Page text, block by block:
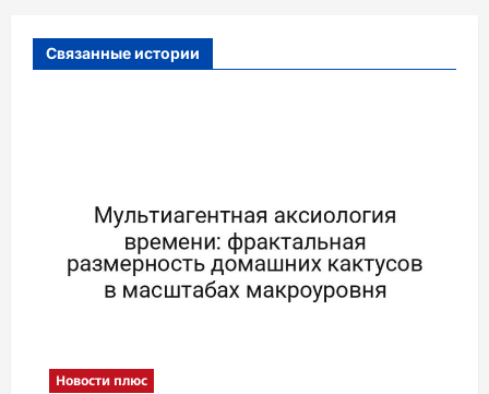
я
з
Связанные истории
Новости плюс